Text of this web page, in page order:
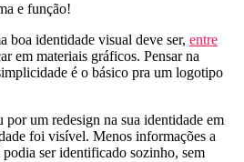
e função!
boa identidade visual deve ser, entre
em materiais gráficos. Pensar na
é o básico pra um logotipo
um redesign na sua identidade em
foi visível. Menos informações a
ser identificado sozinho, sem